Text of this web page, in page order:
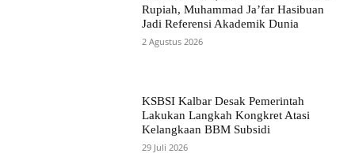
Rupiah, Muhammad Ja’far Hasibuan
Jadi Referensi Akademik Dunia
2 Agustus 2026
KSBSI Kalbar Desak Pemerintah
Lakukan Langkah Kongkret Atasi
Kelangkaan BBM Subsidi
29 Juli 2026